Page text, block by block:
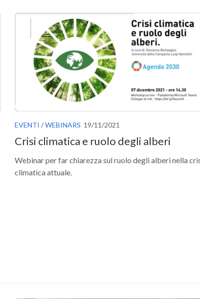
EVENTI /WEBINARS 19/11/2021
Crisi climatica e ruolo degli alberi
Webinar per far chiarezza sul ruolo degli alberi nella
climatica attuale.